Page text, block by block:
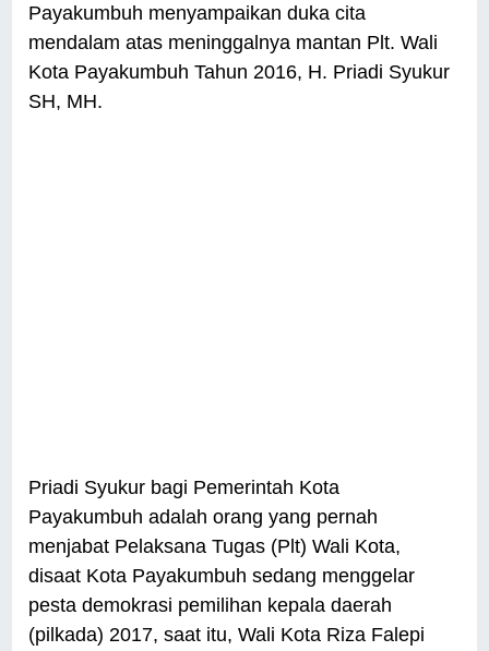
Payakumbuh menyampaikan duka cita
mendalam atas meninggalnya mantan Plt. Wali
Kota Payakumbuh Tahun 2016, H. Priadi Syukur
SH, MH.
Priadi Syukur bagi Pemerintah Kota
Payakumbuh adalah orang yang pernah
menjabat Pelaksana Tugas (Plt) Wali Kota,
disaat Kota Payakumbuh sedang menggelar
pesta demokrasi pemilihan kepala daerah
(pilkada) 2017, saat itu, Wali Kota Riza Falepi